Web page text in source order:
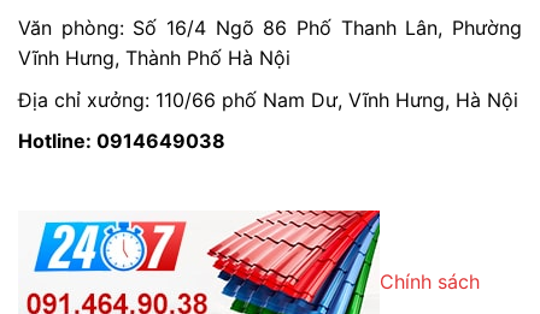
Văn phòng: Số 16/4 Ngõ 86 Phố Thanh Lân, Phường
Vĩnh Hưng, Thành Phố Hà Nội
Địa chỉ xưởng: 110/66 phố Nam Dư, Vĩnh Hưng, Hà Nội
Hotline: 0914649038
Chính sách